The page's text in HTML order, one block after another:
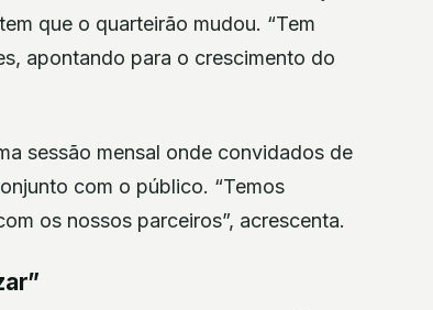
que o quarteirão mudou. “Tem
apontando para o crescimento do
sessão mensal onde convidados de
com o público. “Temos
os nossos parceiros”, acrescenta.